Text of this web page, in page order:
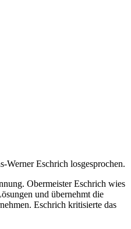
Eschrich losgesprochen.
Obermeister Eschrich wies
und übernehmt die
Eschrich kritisierte das